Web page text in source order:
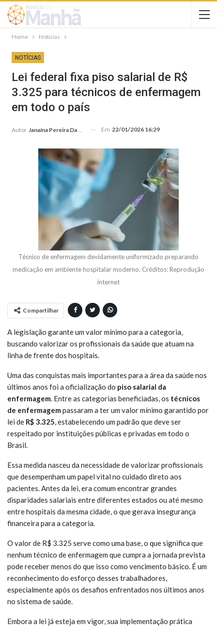
Home Notícias
NOTÍCIAS
Lei federal fixa piso salarial de R$
3.325 para técnicos de enfermagem
em todo o país
Autor Janaína Pereira Da Silva Em 22/01/2026 16:29
Técnico de enfermagem devidamente uniformizado preparando
medicação em ambiente hospitalar moderno. Créditos: Reprodução
internet
Compartilhar
A legislação garante um valor mínimo para a categoria,
buscando valorizar os profissionais da saúde que atuam na
linha de frente dos hospitais.
Uma das conquistas mais importantes para a área da saúde nos
últimos anos foi a oficialização do piso salarial da
enfermagem. Entre as categorias beneficiadas, os técnicos
de enfermagem passaram a ter um valor mínimo garantido por
lei de R$ 3.325, estabelecendo um padrão que deve ser
respeitado por instituições públicas e privadas em todo o
Brasil.
Essa medida nasceu da necessidade de valorizar profissionais
que desempenham um papel vital no cuidado direto aos
pacientes. Antes da lei, era comum encontrar grandes
disparidades salariais entre diferentes estados ou até mesmo
entre hospitais da mesma cidade, o que gerava insegurança
financeira para a categoria.
O valor de R$ 3.325 serve como uma base, o que significa que
nenhum técnico de enfermagem que cumpra a jornada prevista
pode receber menos do que isso como vencimento básico. É um
reconhecimento do esforço desses trabalhadores,
especialmente após os desafios enfrentados nos últimos anos
no sistema de saúde.
Embora a lei já esteja em vigor, sua implementação prática